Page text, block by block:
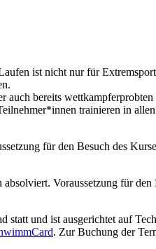
ist nicht nur für
auch bereits
trainieren in
für den Besuch des
Voraussetzung für
statt und ist ausgerichtet auf
. Zur Buchung der